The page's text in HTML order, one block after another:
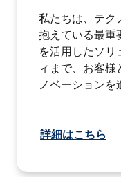
私たちは、テク
抱えている最重
を活用したソリ
ィまで、お客様
ノベーションを
詳細はこちら